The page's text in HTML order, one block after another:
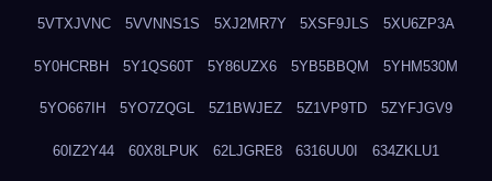
5VTXJVNC 5VVNNS1S 5XJ2MR7Y 5XSF9JLS 5XU6ZP3A
5Y0HCRBH 5Y1QS60T 5Y86UZX6 5YB5BBQM 5YHM530M
5YO667IH 5YO7ZQGL 5Z1BWJEZ 5Z1VP9TD 5ZYFJGV9
60IZ2Y44 60X8LPUK 62LJGRE8 6316UU0I 634ZKLU1